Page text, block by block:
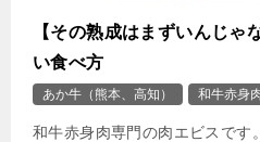
【その熟成はまずいんじゃ
い食べ方
あか牛（熊本、高知） 和牛赤身
和牛赤身肉専門の肉エビスで